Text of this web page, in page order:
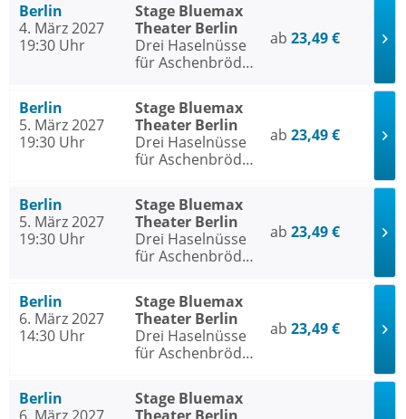
Berlin
4. März 2027
19:30 Uhr
Stage Bluemax
Theater Berlin
Drei Haselnüsse
für Aschenbrödel
ab 23,49 €
Berlin
5. März 2027
19:30 Uhr
Stage Bluemax
Theater Berlin
Drei Haselnüsse
für Aschenbrödel
ab 23,49 €
Berlin
5. März 2027
19:30 Uhr
Stage Bluemax
Theater Berlin
Drei Haselnüsse
für Aschenbrödel
ab 23,49 €
Berlin
6. März 2027
14:30 Uhr
Stage Bluemax
Theater Berlin
Drei Haselnüsse
für Aschenbrödel
ab 23,49 €
Berlin
Stage Bluemax